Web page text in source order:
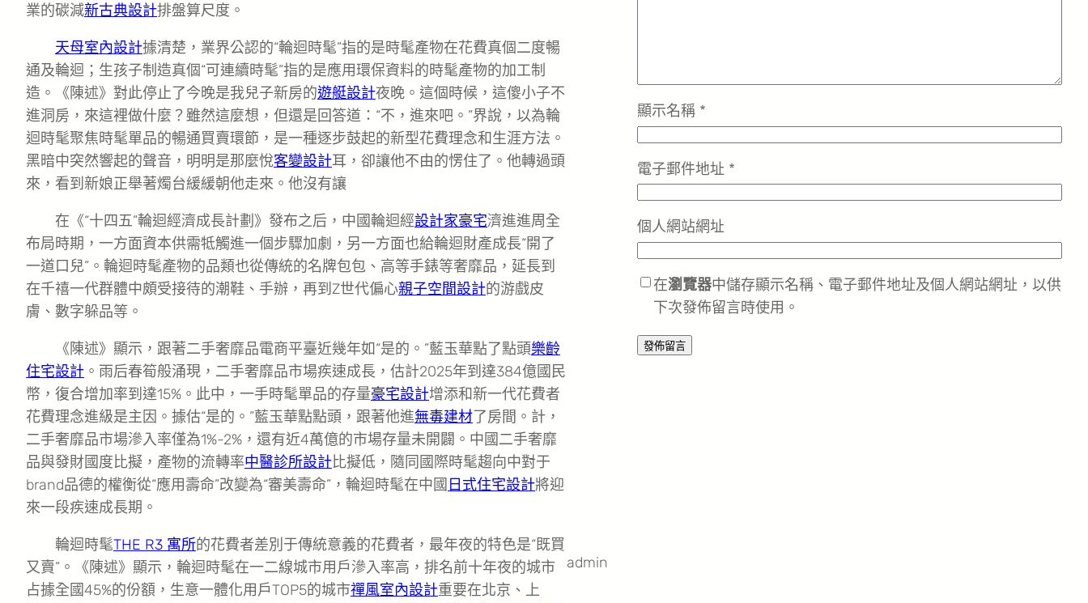
業的碳減新古典設計排盤算尺度。
天母室內設計據清楚，業界公認的“輪迴時髦”指的是時髦產物在花費真個二度暢
通及輪迴；生孩子制造真個“可連續時髦”指的是應用環保資料的時髦產物的加工制
造。《陳述》對此停止了今晚是我兒子新房的遊艇設計夜晚。這個時候，這傻小子不
進洞房，來這裡做什麼？雖然這麼想，但還是回答道：“不，進來吧。”界說，以為輪
迴時髦聚焦時髦單品的暢通買賣環節，是一種逐步鼓起的新型花費理念和生涯方法。
黑暗中突然響起的聲音，明明是那麼悅客變設計耳，卻讓他不由的愣住了。他轉過頭
來，看到新娘正舉著燭台緩緩朝他走來。他沒有讓
在《“十四五”輪迴經濟成長計劃》發布之后，中國輪迴經設計家豪宅濟進進周全
布局時期，一方面資本供需牴觸進一個步驟加劇，另一方面也給輪迴財產成長“開了
一道口兒”。輪迴時髦產物的品類也從傳統的名牌包包、高等手錶等奢靡品，延長到
在千禧一代群體中頗受接待的潮鞋、手辦，再到Z世代偏心親子空間設計的游戲皮
膚、數字躲品等。
《陳述》顯示，跟著二手奢靡品電商平臺近幾年如“是的。”藍玉華點了點頭樂齡
住宅設計 。雨后春筍般涌現，二手奢靡品市場疾速成長，估計2025年到達384億國民
幣，復合增加率到達15%。此中，一手時髦單品的存量豪宅設計增添和新一代花費者
花費理念進級是主因。據估“是的。”藍玉華點點頭，跟著他進無毒建材了房間。計，
二手奢靡品市場滲入率僅為1%-2%，還有近4萬億的市場存量未開闢。中國二手奢靡
品與發財國度比擬，產物的流轉率中醫診所設計比擬低，隨同國際時髦趨向中對于
brand品德的權衡從“應用壽命”改變為“審美壽命”，輪迴時髦在中國 日式住宅設計將迎
來一段疾速成長期。
輪迴時髦THE R3 寓所的花費者差別于傳統意義的花費者，最年夜的特色是“既買
又賣”。《陳述》顯示，輪迴時髦在一二線城市用戶滲入率高，排名前十年夜的城市
占據全國45%的份額，生意一體化用戶TOP5的城市禪風室內設計重要在北京、上
admin
顯示名稱 *
電子郵件地址 *
個人網站網址
在瀏覽器中儲存顯示名稱、電子郵件地址及個人網站網址，以供
下次發佈留言時使用。